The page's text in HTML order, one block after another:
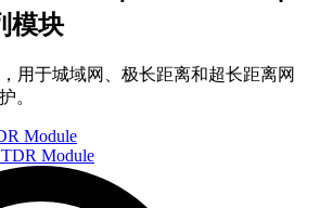
模块
用于城域网、极长距离和超长距离网
。
Module